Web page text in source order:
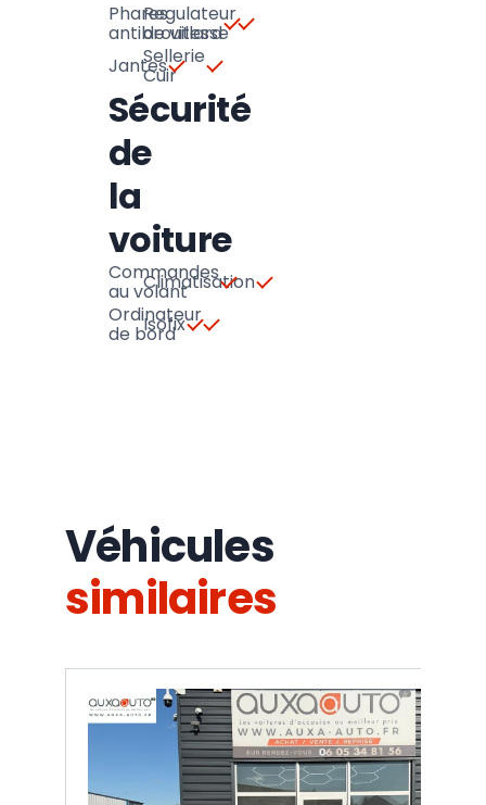
Phares
antibrouillard
Regulateur
de vitesse
JantesSellerie
Cuir
Sécurité
de
la
voiture
Commandes
au volant
Climatisation
Ordinateur
de bord
Isofix
Véhicules
similaires